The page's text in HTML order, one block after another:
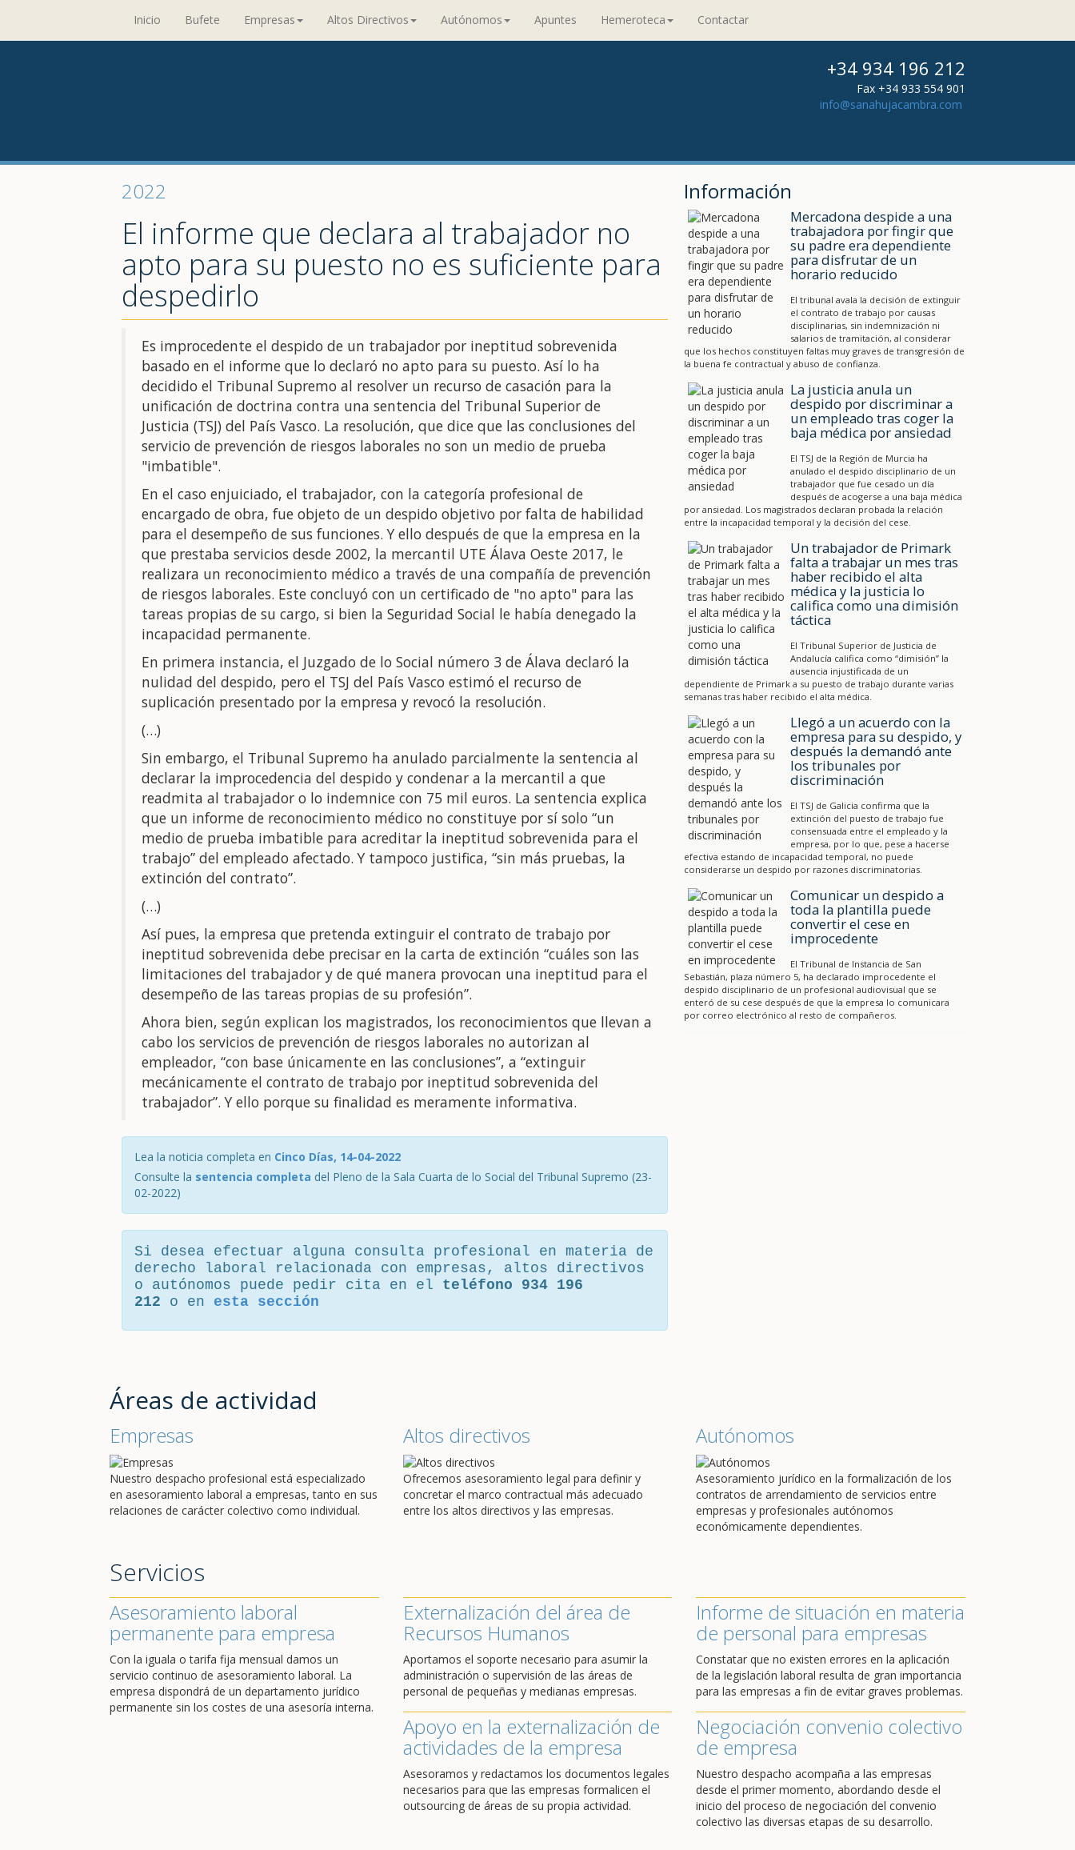
Inicio Bufete Empresas Altos Directivos Autónomos Apuntes Hemeroteca Contactar
+34 934 196 212
Fax +34 933 554 901
info@sanahujacambra.com
2022
El informe que declara al trabajador no
apto para su puesto no es suficiente para
despedirlo
Es improcedente el despido de un trabajador por ineptitud sobrevenida
basado en el informe que lo declaró no apto para su puesto. Así lo ha
decidido el Tribunal Supremo al resolver un recurso de casación para la
unificación de doctrina contra una sentencia del Tribunal Superior de
Justicia (TSJ) del País Vasco. La resolución, que dice que las conclusiones del
servicio de prevención de riesgos laborales no son un medio de prueba
"imbatible".
En el caso enjuiciado, el trabajador, con la categoría profesional de
encargado de obra, fue objeto de un despido objetivo por falta de habilidad
para el desempeño de sus funciones. Y ello después de que la empresa en la
que prestaba servicios desde 2002, la mercantil UTE Álava Oeste 2017, le
realizara un reconocimiento médico a través de una compañía de prevención
de riesgos laborales. Este concluyó con un certificado de "no apto" para las
tareas propias de su cargo, si bien la Seguridad Social le había denegado la
incapacidad permanente.
En primera instancia, el Juzgado de lo Social número 3 de Álava declaró la
nulidad del despido, pero el TSJ del País Vasco estimó el recurso de
suplicación presentado por la empresa y revocó la resolución.
(…)
Sin embargo, el Tribunal Supremo ha anulado parcialmente la sentencia al
declarar la improcedencia del despido y condenar a la mercantil a que
readmita al trabajador o lo indemnice con 75 mil euros. La sentencia explica
que un informe de reconocimiento médico no constituye por sí solo “un
medio de prueba imbatible para acreditar la ineptitud sobrevenida para el
trabajo” del empleado afectado. Y tampoco justifica, “sin más pruebas, la
extinción del contrato”.
(…)
Así pues, la empresa que pretenda extinguir el contrato de trabajo por
ineptitud sobrevenida debe precisar en la carta de extinción “cuáles son las
limitaciones del trabajador y de qué manera provocan una ineptitud para el
desempeño de las tareas propias de su profesión”.
Ahora bien, según explican los magistrados, los reconocimientos que llevan a
cabo los servicios de prevención de riesgos laborales no autorizan al
empleador, “con base únicamente en las conclusiones”, a “extinguir
mecánicamente el contrato de trabajo por ineptitud sobrevenida del
trabajador”. Y ello porque su finalidad es meramente informativa.
Lea la noticia completa en Cinco Días, 14-04-2022
Consulte la sentencia completa del Pleno de la Sala Cuarta de lo Social del Tribunal Supremo (23-
02-2022)
Si desea efectuar alguna consulta profesional en materia de
derecho laboral relacionada con empresas, altos directivos
o autónomos puede pedir cita en el teléfono 934 196
212 o en esta sección
Información
Mercadona despide a una
trabajadora por fingir que
su padre era dependiente
para disfrutar de un
horario reducido
El tribunal avala la decisión de extinguir
el contrato de trabajo por causas
disciplinarias, sin indemnización ni
salarios de tramitación, al considerar
que los hechos constituyen faltas muy graves de transgresión de
la buena fe contractual y abuso de confianza.
La justicia anula un
despido por discriminar a
un empleado tras coger la
baja médica por ansiedad
El TSJ de la Región de Murcia ha
anulado el despido disciplinario de un
trabajador que fue cesado un día
después de acogerse a una baja médica
por ansiedad. Los magistrados declaran probada la relación
entre la incapacidad temporal y la decisión del cese.
Un trabajador de Primark
falta a trabajar un mes tras
haber recibido el alta
médica y la justicia lo
califica como una dimisión
táctica
El Tribunal Superior de Justicia de
Andalucía califica como “dimisión” la
ausencia injustificada de un
dependiente de Primark a su puesto de trabajo durante varias
semanas tras haber recibido el alta médica.
Llegó a un acuerdo con la
empresa para su despido, y
después la demandó ante
los tribunales por
discriminación
El TSJ de Galicia confirma que la
extinción del puesto de trabajo fue
consensuada entre el empleado y la
empresa, por lo que, pese a hacerse
efectiva estando de incapacidad temporal, no puede
considerarse un despido por razones discriminatorias.
Comunicar un despido a
toda la plantilla puede
convertir el cese en
improcedente
El Tribunal de Instancia de San
Sebastián, plaza número 5, ha declarado improcedente el
despido disciplinario de un profesional audiovisual que se
enteró de su cese después de que la empresa lo comunicara
por correo electrónico al resto de compañeros.
Áreas de actividad
Empresas
Nuestro despacho profesional está especializado
en asesoramiento laboral a empresas, tanto en sus
relaciones de carácter colectivo como individual.
Altos directivos
Ofrecemos asesoramiento legal para definir y
concretar el marco contractual más adecuado
entre los altos directivos y las empresas.
Autónomos
Asesoramiento jurídico en la formalización de los
contratos de arrendamiento de servicios entre
empresas y profesionales autónomos
económicamente dependientes.
Servicios
Asesoramiento laboral
permanente para empresa
Con la iguala o tarifa fija mensual damos un
servicio continuo de asesoramiento laboral. La
empresa dispondrá de un departamento jurídico
permanente sin los costes de una asesoría interna.
Externalización del área de
Recursos Humanos
Aportamos el soporte necesario para asumir la
administración o supervisión de las áreas de
personal de pequeñas y medianas empresas.
Informe de situación en materia
de personal para empresas
Constatar que no existen errores en la aplicación
de la legislación laboral resulta de gran importancia
para las empresas a fin de evitar graves problemas.
Apoyo en la externalización de
actividades de la empresa
Asesoramos y redactamos los documentos legales
necesarios para que las empresas formalicen el
outsourcing de áreas de su propia actividad.
Negociación convenio colectivo
de empresa
Nuestro despacho acompaña a las empresas
desde el primer momento, abordando desde el
inicio del proceso de negociación del convenio
colectivo las diversas etapas de su desarrollo.